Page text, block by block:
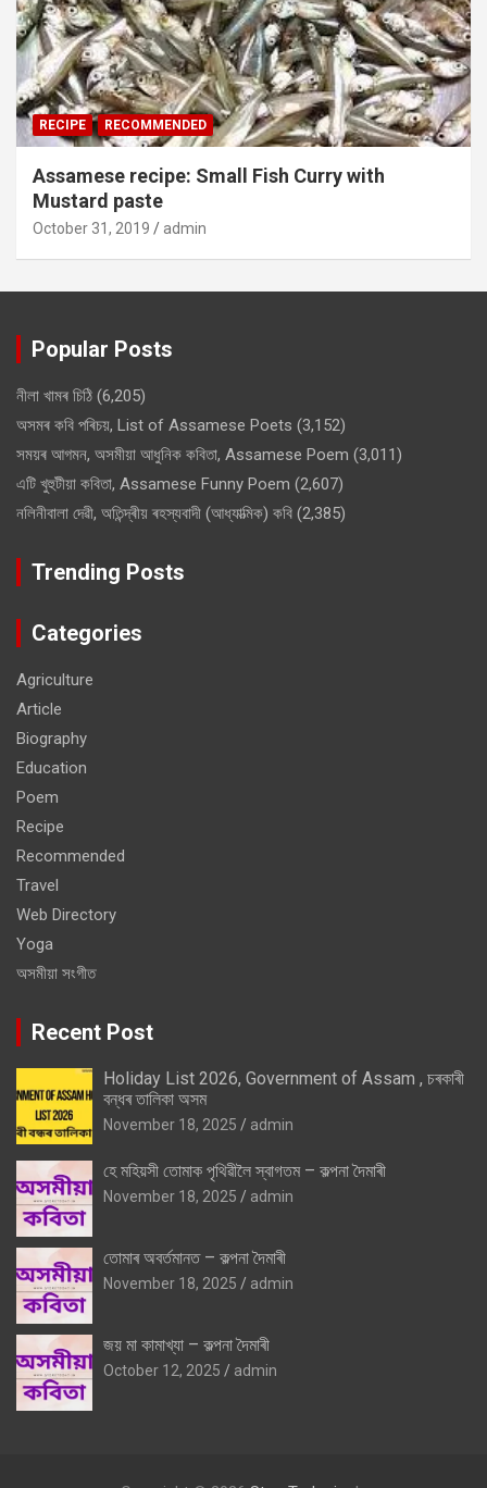
RECIPE RECOMMENDED
Assamese recipe: Small Fish Curry with
Mustard paste
October 31, 2019 admin
Popular Posts
নীলা খামৰ চিঠি (6,205)
অসমৰ কবি পৰিচয়, List of Assamese Poets (3,152)
সময়ৰ আগমন, অসমীয়া আধুনিক কবিতা, Assamese Poem (3,011)
এটি খুহুটীয়া কবিতা, Assamese Funny Poem (2,607)
নলিনীবালা দেৱী, অতিন্দ্ৰীয় ৰহস্যবাদী (আধ্যাত্মিক) কবি (2,385)
Trending Posts
Categories
Agriculture
Article
Biography
Education
Poem
Recipe
Recommended
Travel
Web Directory
Yoga
অসমীয়া সংগীত
Recent Post
Holiday List 2026, Government of Assam , চৰকাৰী
বন্ধৰ তালিকা অসম
November 18, 2025 admin
হে মহিয়সী তোমাক পৃথিৱীলৈ স্বাগতম – কল্পনা দৈমাৰী
November 18, 2025 admin
তোমাৰ অবৰ্তমানত – কল্পনা দৈমাৰী
November 18, 2025 admin
জয় মা কামাখ্যা – কল্পনা দৈমাৰী
October 12, 2025 admin